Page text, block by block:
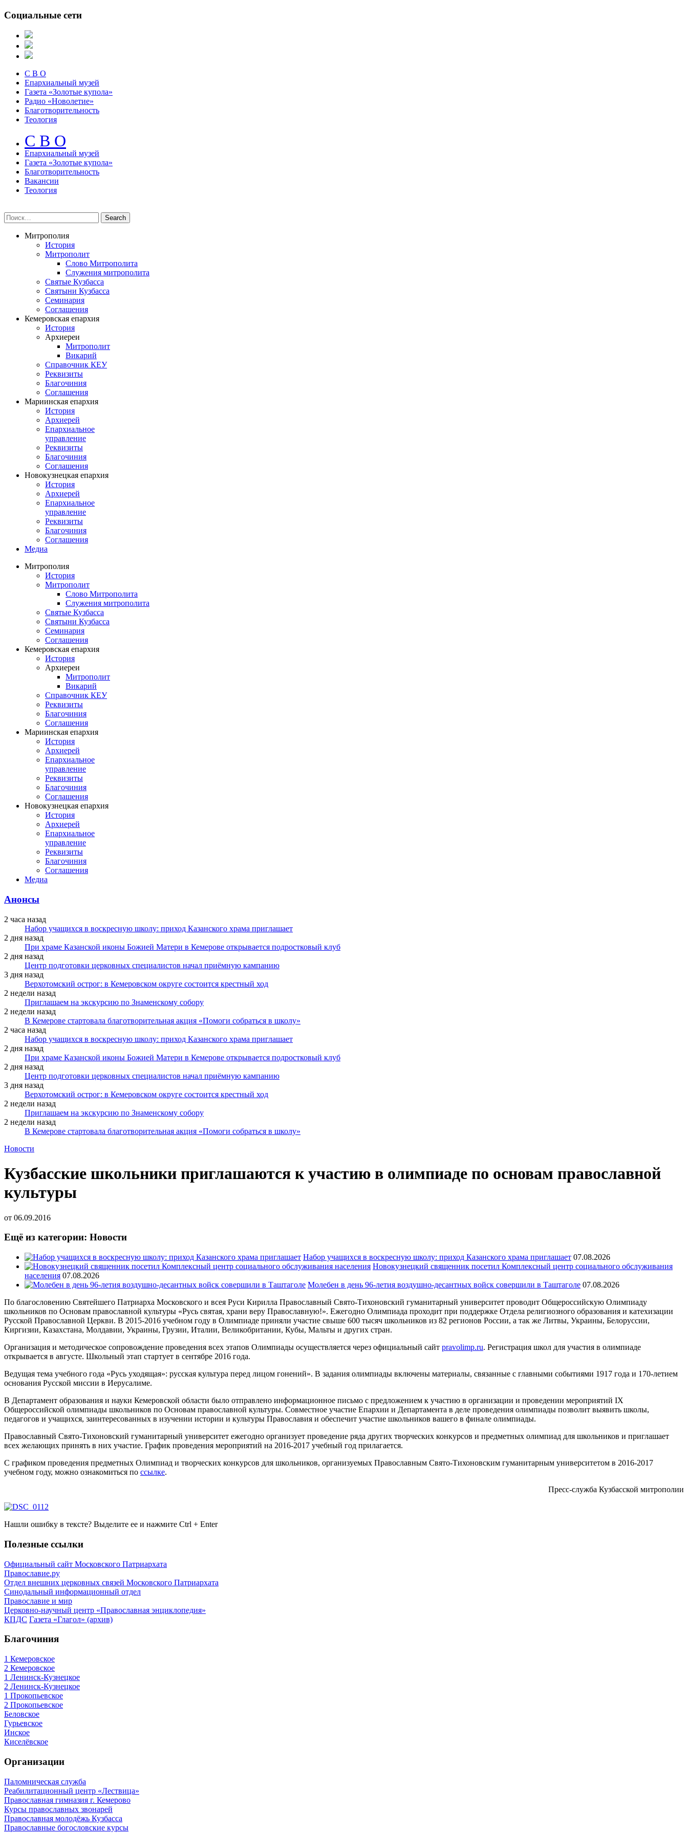
Социальные сети
С В О
Епархиальный музей
Газета «Золотые купола»
Радио «Новолетие»
Благотворительность
Теология
С В О
Епархиальный музeй
Газета «Золотые купола»
Благотворительность
Вакансии
Теология
Митрополия
История
Митрополит
Слово Митрополита
Служения митрополита
Святые Кузбасса
Святыни Кузбасса
Семинария
Соглашения
Кемеровская епархия
История
Архиереи
Митрополит
Викарий
Справочник КЕУ
Реквизиты
Благочиния
Соглашения
Мариинская епархия
История
Архиерей
Епархиальное
управление
Реквизиты
Благочиния
Соглашения
Новокузнецкая епархия
История
Архиерей
Епархиальное
управление
Реквизиты
Благочиния
Соглашения
Медиа
Митрополия
История
Митрополит
Слово Митрополита
Служения митрополита
Святые Кузбасса
Святыни Кузбасса
Семинария
Соглашения
Кемеровская епархия
История
Архиереи
Митрополит
Викарий
Справочник КЕУ
Реквизиты
Благочиния
Соглашения
Мариинская епархия
История
Архиерей
Епархиальное
управление
Реквизиты
Благочиния
Соглашения
Новокузнецкая епархия
История
Архиерей
Епархиальное
управление
Реквизиты
Благочиния
Соглашения
Медиа
Анонсы
2 часа назад
Набор учащихся в воскресную школу: приход Казанского храма приглашает
2 дня назад
При храме Казанской иконы Божией Матери в Кемерове открывается подростковый клуб
2 дня назад
Центр подготовки церковных специалистов начал приёмную кампанию
3 дня назад
Верхотомский острог: в Кемеровском округе состоится крестный ход
2 недели назад
Приглашаем на экскурсию по Знаменскому собору
2 недели назад
В Кемерове стартовала благотворительная акция «Помоги собраться в школу»
2 часа назад
Набор учащихся в воскресную школу: приход Казанского храма приглашает
2 дня назад
При храме Казанской иконы Божией Матери в Кемерове открывается подростковый клуб
2 дня назад
Центр подготовки церковных специалистов начал приёмную кампанию
3 дня назад
Верхотомский острог: в Кемеровском округе состоится крестный ход
2 недели назад
Приглашаем на экскурсию по Знаменскому собору
2 недели назад
В Кемерове стартовала благотворительная акция «Помоги собраться в школу»
Новости
Кузбасские школьники приглашаются к участию в олимпиаде по основам православной
культуры
от 06.09.2016
Ещё из категории: Новости
Набор учащихся в воскресную школу: приход Казанского храма приглашает 07.08.2026
Новокузнецкий священник посетил Комплексный центр социального обслуживания
населения 07.08.2026
Молебен в день 96-летия воздушно-десантных войск совершили в Таштаголе 07.08.2026
По благословению Святейшего Патриарха Московского и всея Руси Кирилла Православный Свято-Тихоновский гуманитарный университет проводит Общероссийскую Олимпиаду
школьников по Основам православной культуры «Русь святая, храни веру Православную!». Ежегодно Олимпиада проходит при поддержке Отдела религиозного образования и катехизации
Русской Православной Церкви. В 2015-2016 учебном году в Олимпиаде приняли участие свыше 600 тысяч школьников из 82 регионов России, а так же Литвы, Украины, Белоруссии,
Киргизии, Казахстана, Молдавии, Украины, Грузии, Италии, Великобритании, Кубы, Мальты и других стран.
Организация и методическое сопровождение проведения всех этапов Олимпиады осуществляется через официальный сайт pravolimp.ru. Регистрация школ для участия в олимпиаде
открывается в августе. Школьный этап стартует в сентябре 2016 года.
Ведущая тема учебного года «Русь уходящая»: русская культура перед лицом гонений». В задания олимпиады включены материалы, связанные с главными событиями 1917 года и 170-летием
основания Русской миссии в Иерусалиме.
В Департамент образования и науки Кемеровской области было отправлено информационное письмо с предложением к участию в организации и проведении мероприятий IX
Общероссийской олимпиады школьников по Основам православной культуры. Совместное участие Епархии и Департамента в деле проведения олимпиады позволит выявить школы,
педагогов и учащихся, заинтересованных в изучении истории и культуры Православия и обеспечит участие школьников вашего в финале олимпиады.
Православный Свято-Тихоновский гуманитарный университет ежегодно организует проведение ряда других творческих конкурсов и предметных олимпиад для школьников и приглашает
всех желающих принять в них участие. График проведения мероприятий на 2016-2017 учебный год прилагается.
С графиком проведения предметных Олимпиад и творческих конкурсов для школьников, организуемых Православным Свято-Тихоновским гуманитарным университетом в 2016-2017
учебном году, можно ознакомиться по ссылке.
Пресс-служба Кузбасской митрополии
Нашли ошибку в тексте? Выделите ее и нажмите Ctrl + Enter
Полезные ссылки
Официальный сайт Московского Патриархата
Православие.ру
Отдел внешних церковных связей Московского Патриархата
Синодальный информационный отдел
Православие и мир
Церковно-научный центр «Православная энциклопедия»
КПДС Газета «Глагол» (архив)
Благочиния
1 Кемеровское
2 Кемеровское
1 Ленинск-Кузнецкое
2 Ленинск-Кузнецкое
1 Прокопьевское
2 Прокопьевское
Беловское
Гурьевское
Инское
Киселёвское
Организации
Паломническая служба
Реабилитационный центр «Лествица»
Православная гимназия г. Кемерово
Курсы православных звонарей
Православная молодёжь Кузбасса
Православные богословские курсы